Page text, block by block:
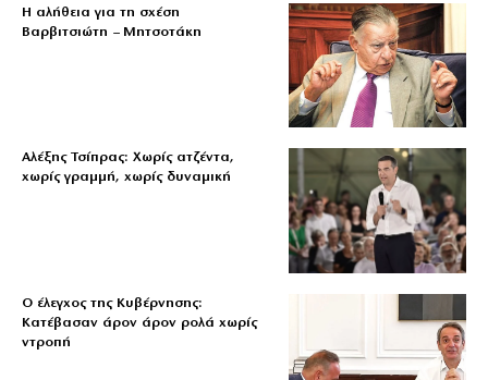
Η αλήθεια για τη σχέση
Βαρβιτσιώτη – Μητσοτάκη
Αλέξης Τσίπρας: Χωρίς ατζέντα,
χωρίς γραμμή, χωρίς δυναμική
Ο έλεγχος της Κυβέρνησης:
Κατέβασαν άρον άρον ρολά χωρίς
ντροπή